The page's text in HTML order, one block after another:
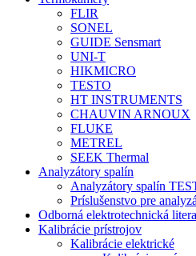
FLIR
SONEL
GUIDE Sensmart
UNI-T
HIKMICRO
TESTO
HT INSTRUMENTS
CHAUVIN ARNOUX
FLUKE
METREL
SEEK Thermal
Analyzátory spalín
Analyzátory spalín
Príslušenstvo pre
Odborná elektrotechnická
Kalibrácie prístrojov
Kalibrácie elektrické